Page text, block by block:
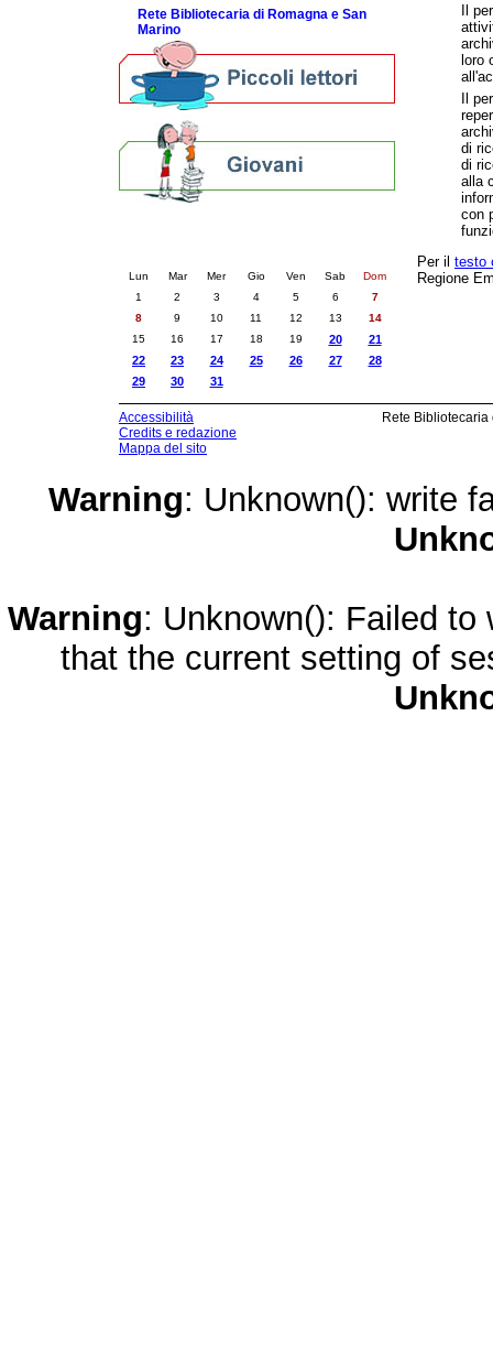
Il
loro
Il
di
di
alla
con
Per il testo
Regione
Rete Bibliotecaria di Romagna e San
Marino
Lun Mar Mer Gio Ven Sab
Dom
1
2 3 4 5 6
7
8
9 10 11 12 13
14
15
16 17 18 19 20
21
22
23 24 25 26 27
28
29
30 31
Accessibilità
Credits e redazione
Mappa del sito
Rete
Warning: Unknown(): write
Warning: Unknown(): Failed
that the current setting of